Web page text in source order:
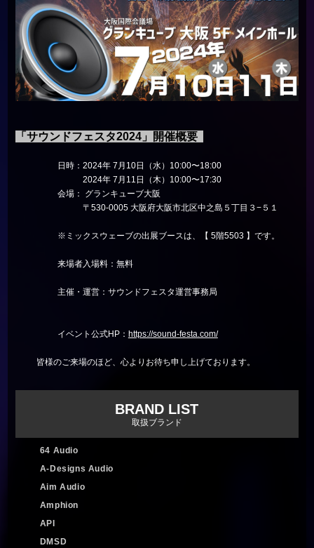
「サウンドフェスタ2024」開催概要
日時：2024年 7月10日（水）10:00〜18:00
2024年 7月11日（木）10:00〜17:30
会場： グランキューブ大阪
〒530-0005 大阪府大阪市北区中之島５丁目３−５１
※ミックスウェーブの出展ブースは、【 5階5503 】です。
来場者入場料：無料
主催・運営：サウンドフェスタ運営事務局
イベント公式HP： https://sound-festa.com/
皆様のご来場のほど、心よりお待ち申し上げております。
BRAND LIST
取扱ブランド
64 Audio
A-Designs Audio
Aim Audio
Amphion
API
DMSD